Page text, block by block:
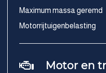
Maximum massa geremd
Motorrijtuigenbelasting
Motor en